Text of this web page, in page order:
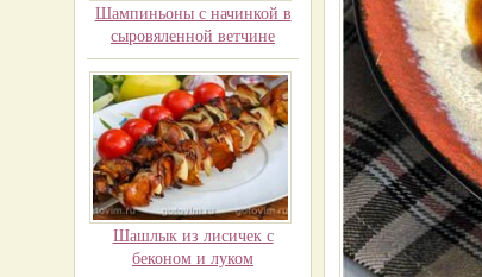
Шампиньоны с начинкой в
сыровяленной ветчине
Шашлык из лисичек с
беконом и луком